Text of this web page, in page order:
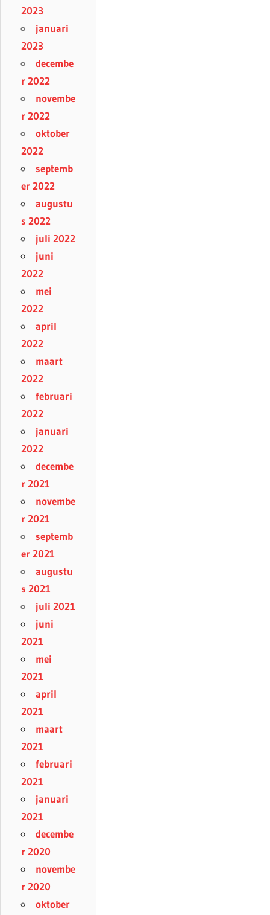
2023
januari
2023
decembe
r 2022
novembe
r 2022
oktober
2022
septemb
er 2022
augustu
s 2022
juli 2022
juni
2022
mei
2022
april
2022
maart
2022
februari
2022
januari
2022
decembe
r 2021
novembe
r 2021
septemb
er 2021
augustu
s 2021
juli 2021
juni
2021
mei
2021
april
2021
maart
2021
februari
2021
januari
2021
decembe
r 2020
novembe
r 2020
oktober